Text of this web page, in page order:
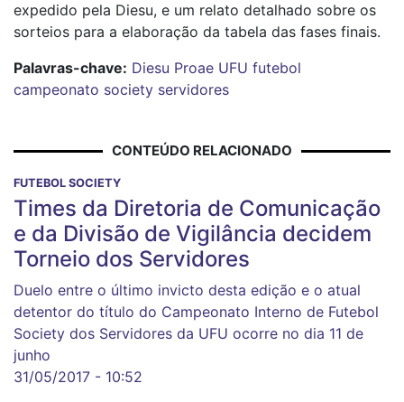
expedido pela Diesu, e um relato detalhado sobre os
sorteios para a elaboração da tabela das fases finais.
Palavras-chave: Diesu Proae UFU futebol
campeonato society servidores
CONTEÚDO RELACIONADO
FUTEBOL SOCIETY
Times da Diretoria de Comunicação
e da Divisão de Vigilância decidem
Torneio dos Servidores
Duelo entre o último invicto desta edição e o atual
detentor do título do Campeonato Interno de Futebol
Society dos Servidores da UFU ocorre no dia 11 de
junho
31/05/2017 - 10:52